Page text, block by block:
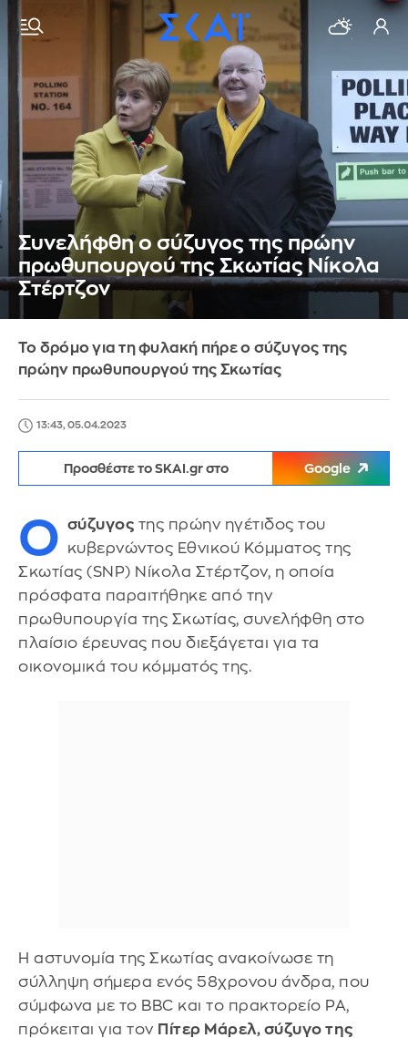
Συνελήφθη ο σύζυγος της πρώην
πρωθυπουργού της Σκωτίας Νίκολα
Στέρτζον
Το δρόμο για τη φυλακή πήρε ο σύζυγος της
πρώην πρωθυπουργού της Σκωτίας
13:43, 05.04.2023
Προσθέστε το SKAI.gr στο Google
Ο σύζυγος της πρώην ηγέτιδος του
κυβερνώντος Εθνικού Κόμματος της
Σκωτίας (SNP) Νίκολα Στέρτζον, η οποία
πρόσφατα παραιτήθηκε από την
πρωθυπουργία της Σκωτίας, συνελήφθη στο
πλαίσιο έρευνας που διεξάγεται για τα
οικονομικά του κόμματός της.
Η αστυνομία της Σκωτίας ανακοίνωσε τη
σύλληψη σήμερα ενός 58χρονου άνδρα, που
σύμφωνα με το BBC και το πρακτορείο PA,
πρόκειται για τον Πίτερ Μάρελ, σύζυγο της